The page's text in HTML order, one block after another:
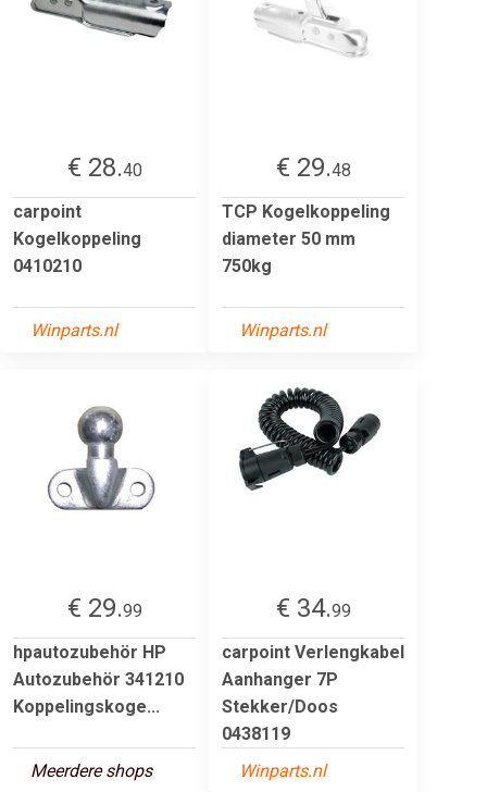
€ 28.40
carpoint
Kogelkoppeling
0410210
Winparts.nl
€ 29.48
TCP Kogelkoppeling
diameter 50 mm
750kg
Winparts.nl
€ 29.99
hpautozubehör HP
Autozubehör 341210
Koppelingskoge...
Meerdere shops
€ 34.99
carpoint Verlengkabel
Aanhanger 7P
Stekker/Doos
0438119
Winparts.nl